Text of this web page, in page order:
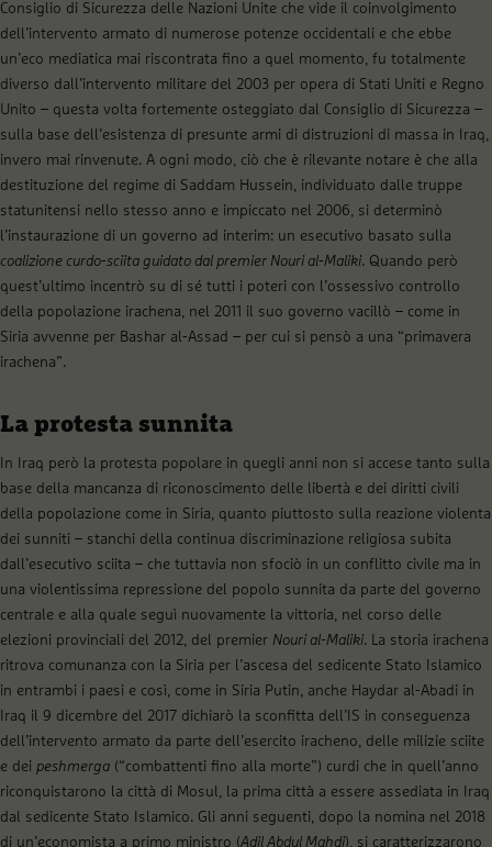
Consiglio di Sicurezza delle Nazioni Unite che vide il coinvolgimento
dell’intervento armato di numerose potenze occidentali e che ebbe
un’eco mediatica mai riscontrata fino a quel momento, fu totalmente
diverso dall’intervento militare del 2003 per opera di Stati Uniti e Regno
Unito – questa volta fortemente osteggiato dal Consiglio di Sicurezza –
sulla base dell’esistenza di presunte armi di distruzioni di massa in Iraq,
invero mai rinvenute. A ogni modo, ciò che è rilevante notare è che alla
destituzione del regime di Saddam Hussein, individuato dalle truppe
statunitensi nello stesso anno e impiccato nel 2006, si determinò
l’instaurazione di un governo ad interim: un esecutivo basato sulla
coalizione curdo-sciita guidato dal premier Nouri al-Maliki. Quando però
quest’ultimo incentrò su di sé tutti i poteri con l’ossessivo controllo
della popolazione irachena, nel 2011 il suo governo vacillò – come in
Siria avvenne per Bashar al-Assad – per cui si pensò a una “primavera
irachena”.
La protesta sunnita
In Iraq però la protesta popolare in quegli anni non si accese tanto sulla
base della mancanza di riconoscimento delle libertà e dei diritti civili
della popolazione come in Siria, quanto piuttosto sulla reazione violenta
dei sunniti – stanchi della continua discriminazione religiosa subita
dall’esecutivo sciita – che tuttavia non sfociò in un conflitto civile ma in
una violentissima repressione del popolo sunnita da parte del governo
centrale e alla quale seguì nuovamente la vittoria, nel corso delle
elezioni provinciali del 2012, del premier Nouri al-Maliki. La storia irachena
ritrova comunanza con la Siria per l’ascesa del sedicente Stato Islamico
in entrambi i paesi e così, come in Siria Putin, anche Haydar al-Abadi in
Iraq il 9 dicembre del 2017 dichiarò la sconfitta dell’IS in conseguenza
dell’intervento armato da parte dell’esercito iracheno, delle milizie sciite
e dei peshmerga (“combattenti fino alla morte”) curdi che in quell’anno
riconquistarono la città di Mosul, la prima città a essere assediata in Iraq
dal sedicente Stato Islamico. Gli anni seguenti, dopo la nomina nel 2018
di un’economista a primo ministro (Adil Abdul Mahdi), si caratterizzarono